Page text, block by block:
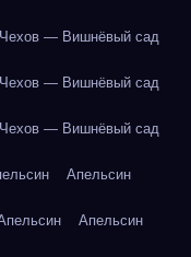
— Вишнёвый сад
— Вишнёвый сад
— Вишнёвый сад
Апельсин
Апельсин